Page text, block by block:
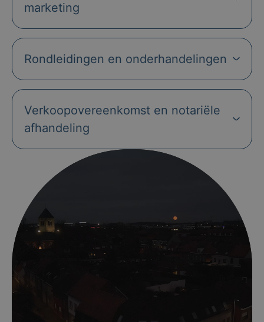
marketing
Rondleidingen en onderhandelingen
Verkoopovereenkomst en notariële
afhandeling